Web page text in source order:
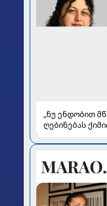
„ნუ ენდობით
ღებინებას
სალომე